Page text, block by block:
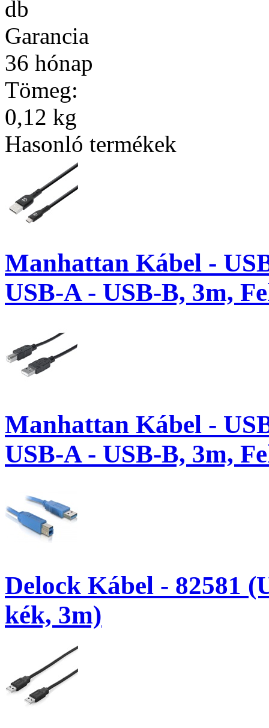
db
Garancia
36 hónap
Tömeg:
0,12 kg
Hasonló termékek
Manhattan Kábel -
USB-A - USB-B, 3m,
Manhattan Kábel -
USB-A - USB-B, 3m,
Delock Kábel - 82581
kék, 3m)